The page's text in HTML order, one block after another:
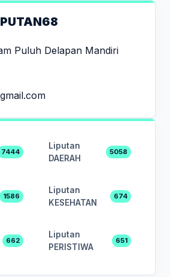
Puluh Delapan Mandiri
7444
Liputan
DAERAH
5058
1586
Liputan
KESEHATAN
674
662
Liputan
PERISTIWA
651